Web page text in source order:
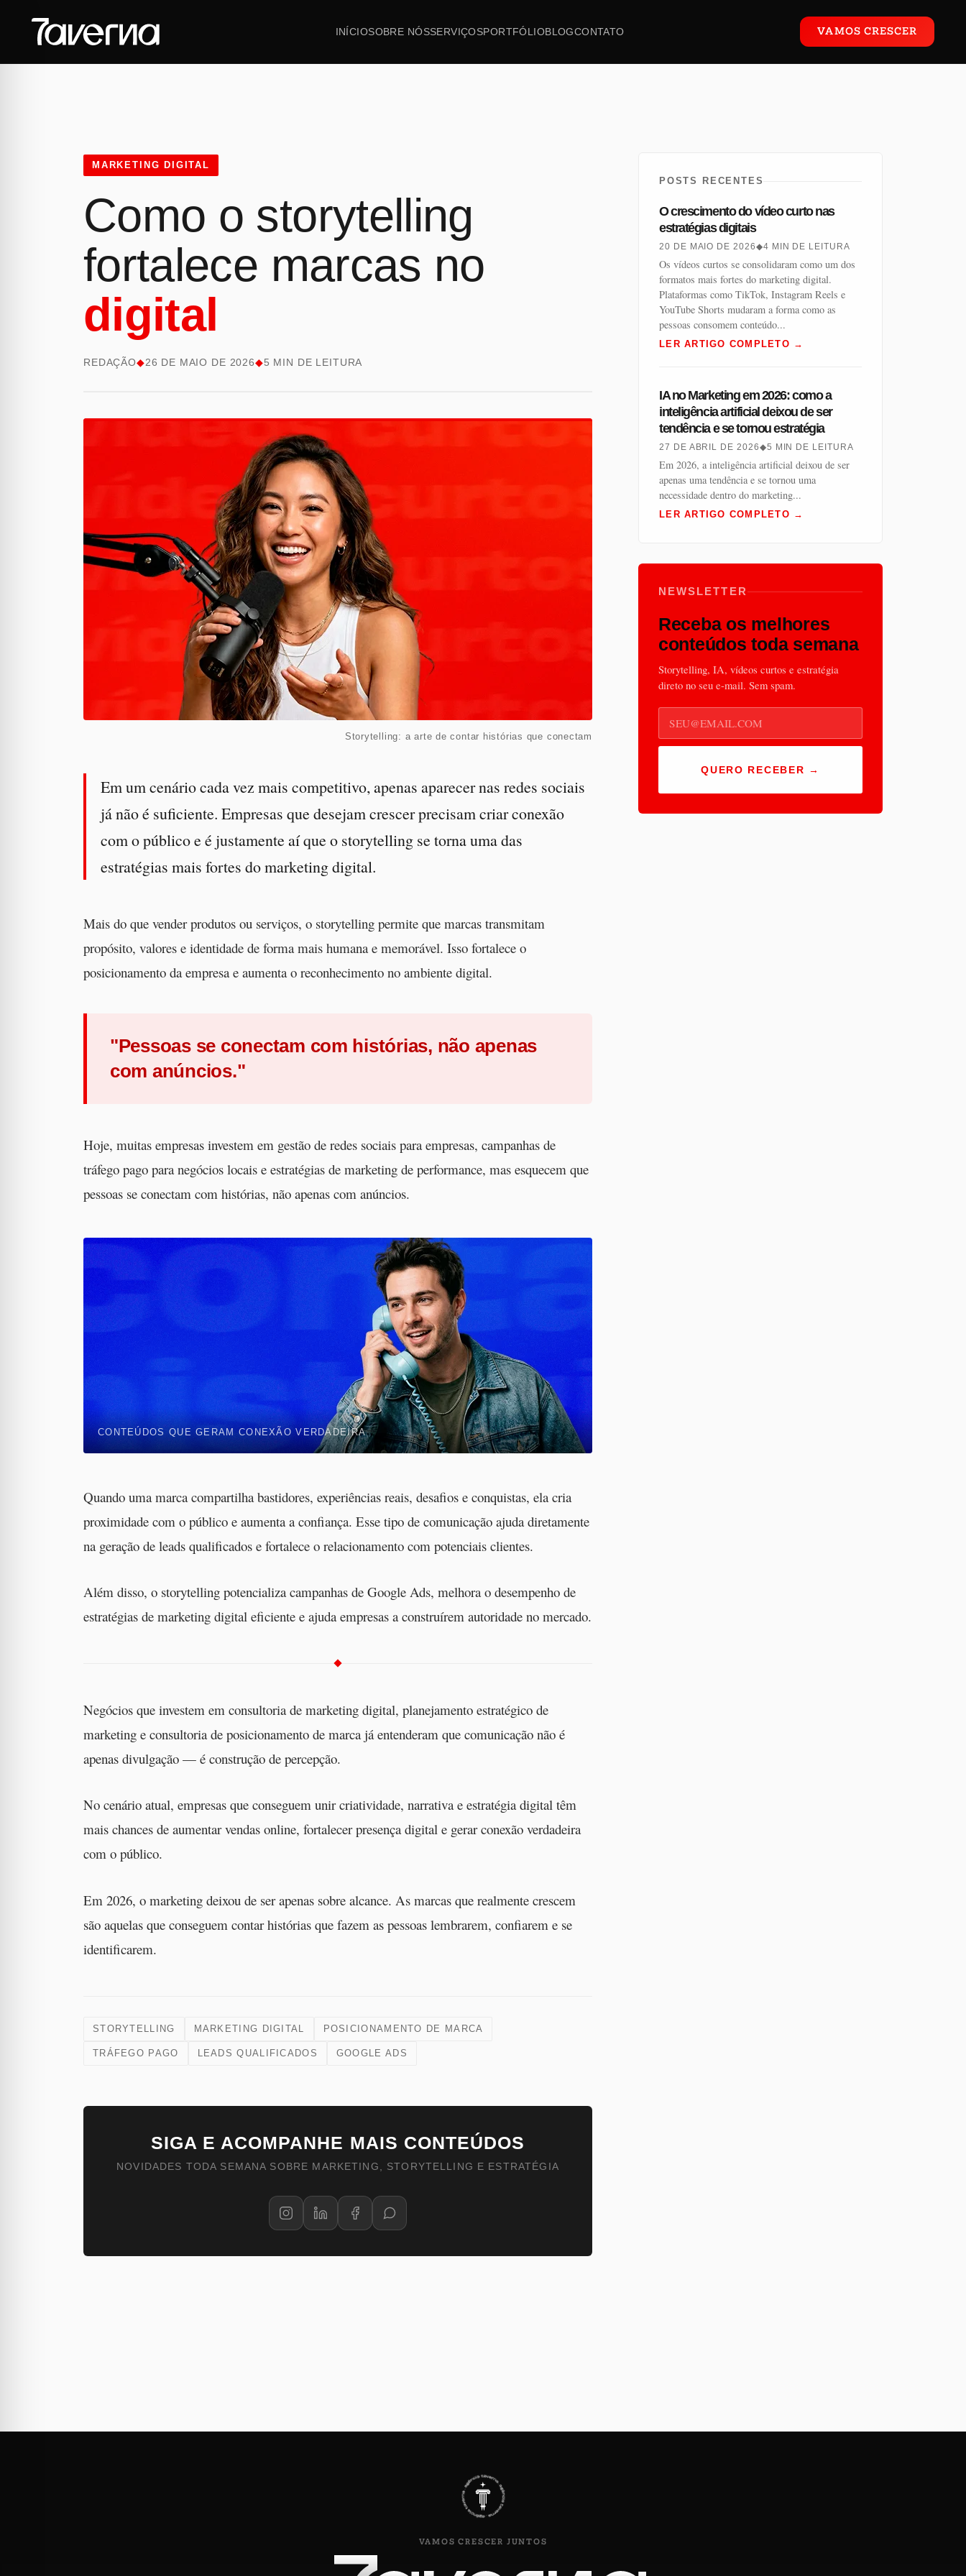
INÍCIOSOBRE NÓSSERVIÇOSPORTFÓLIOBLOGCONTATO VAMOS CRESCER
MARKETING DIGITAL
Como o storytelling
fortalece marcas no
digital
REDAÇÃO◆26 DE MAIO DE 2026◆5 MIN DE LEITURA
Storytelling: a arte de contar histórias que conectam
Em um cenário cada vez mais competitivo, apenas aparecer nas redes sociais
já não é suficiente. Empresas que desejam crescer precisam criar conexão
com o público e é justamente aí que o storytelling se torna uma das
estratégias mais fortes do marketing digital.
Mais do que vender produtos ou serviços, o storytelling permite que marcas transmitam
propósito, valores e identidade de forma mais humana e memorável. Isso fortalece o
posicionamento da empresa e aumenta o reconhecimento no ambiente digital.
"Pessoas se conectam com histórias, não apenas
com anúncios."
Hoje, muitas empresas investem em gestão de redes sociais para empresas, campanhas de
tráfego pago para negócios locais e estratégias de marketing de performance, mas esquecem que
pessoas se conectam com histórias, não apenas com anúncios.
CONTEÚDOS QUE GERAM CONEXÃO VERDADEIRA
Quando uma marca compartilha bastidores, experiências reais, desafios e conquistas, ela cria
proximidade com o público e aumenta a confiança. Esse tipo de comunicação ajuda diretamente
na geração de leads qualificados e fortalece o relacionamento com potenciais clientes.
Além disso, o storytelling potencializa campanhas de Google Ads, melhora o desempenho de
estratégias de marketing digital eficiente e ajuda empresas a construírem autoridade no mercado.
Negócios que investem em consultoria de marketing digital, planejamento estratégico de
marketing e consultoria de posicionamento de marca já entenderam que comunicação não é
apenas divulgação — é construção de percepção.
No cenário atual, empresas que conseguem unir criatividade, narrativa e estratégia digital têm
mais chances de aumentar vendas online, fortalecer presença digital e gerar conexão verdadeira
com o público.
Em 2026, o marketing deixou de ser apenas sobre alcance. As marcas que realmente crescem
são aquelas que conseguem contar histórias que fazem as pessoas lembrarem, confiarem e se
identificarem.
STORYTELLING MARKETING DIGITAL POSICIONAMENTO DE MARCA
TRÁFEGO PAGO LEADS QUALIFICADOS GOOGLE ADS
SIGA E ACOMPANHE MAIS CONTEÚDOS
NOVIDADES TODA SEMANA SOBRE MARKETING, STORYTELLING E ESTRATÉGIA
POSTS RECENTES
O crescimento do vídeo curto nas
estratégias digitais
20 DE MAIO DE 2026◆4 MIN DE LEITURA
Os vídeos curtos se consolidaram como um dos
formatos mais fortes do marketing digital.
Plataformas como TikTok, Instagram Reels e
YouTube Shorts mudaram a forma como as
pessoas consomem conteúdo...
LER ARTIGO COMPLETO →
IA no Marketing em 2026: como a
inteligência artificial deixou de ser
tendência e se tornou estratégia
27 DE ABRIL DE 2026◆5 MIN DE LEITURA
Em 2026, a inteligência artificial deixou de ser
apenas uma tendência e se tornou uma
necessidade dentro do marketing...
LER ARTIGO COMPLETO →
NEWSLETTER
Receba os melhores
conteúdos toda semana
Storytelling, IA, vídeos curtos e estratégia
direto no seu e-mail. Sem spam.
mail
QUERO RECEBER →
VAMOS CRESCER JUNTOS